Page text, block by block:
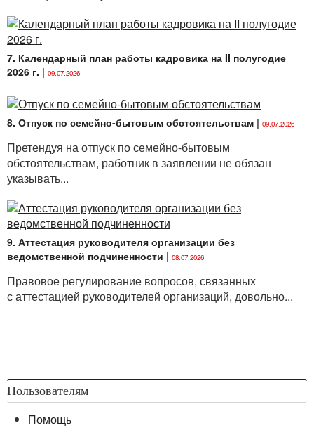
7. Календарный план работы кадровика на II полугодие
2026 г. | 09.07.2026
8. Отпуск по семейно-бытовым обстоятельствам | 09.07.2026
Претендуя на отпуск по семейно-бытовым
обстоятельствам, работник в заявлении не обязан
указывать...
9. Аттестация руководителя организации без
ведомственной подчиненности | 08.07.2026
Правовое регулирование вопросов, связанных
с аттестацией руководителей организаций, довольно...
Пользователям
Помощь